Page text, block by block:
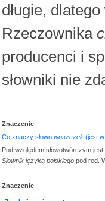
długie,
Rzeczownika
producenci i
słowniki nie
Znaczenie
Co znaczy słowo woszczek (jest
Pod względem słowotwórczym
Słownik języka polskiego pod red.
Znaczenie